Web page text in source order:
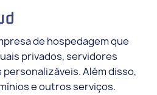
de hospedagem que
privados, servidores
Além disso,
e outros serviços.